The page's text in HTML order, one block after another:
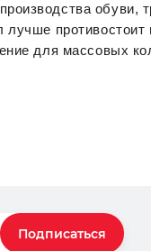
обуви,
для массовых
Подписаться